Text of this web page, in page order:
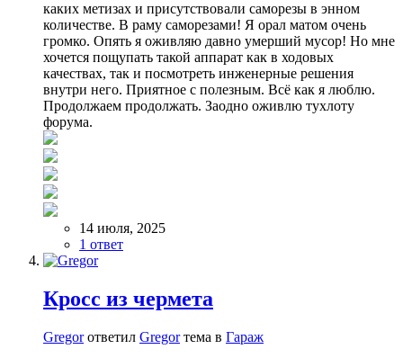
каких метизах и присутствовали саморезы в энном
количестве. В раму саморезами! Я орал матом очень
громко. Опять я оживляю давно умерший мусор! Но мне
хочется пощупать такой аппарат как в ходовых
качествах, так и посмотреть инженерные решения
внутри него. Приятное с полезным. Всё как я люблю.
Продолжаем продолжать. Заодно оживлю тухлоту
форума.
14 июля, 2025
1 ответ
Кросс из чермета
Gregorответил Gregorтема в Гараж